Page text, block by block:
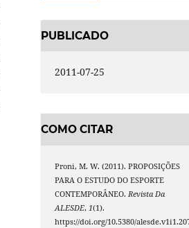
PUBLICADO
2011-07-25
COMO CITAR
Proni, M. W. (2011). PROPOSIÇÕES
PARA O ESTUDO DO ESPORTE
CONTEMPORÂNEO. Revista Da
ALESDE, 1(1).
https://doi.org/10.5380/